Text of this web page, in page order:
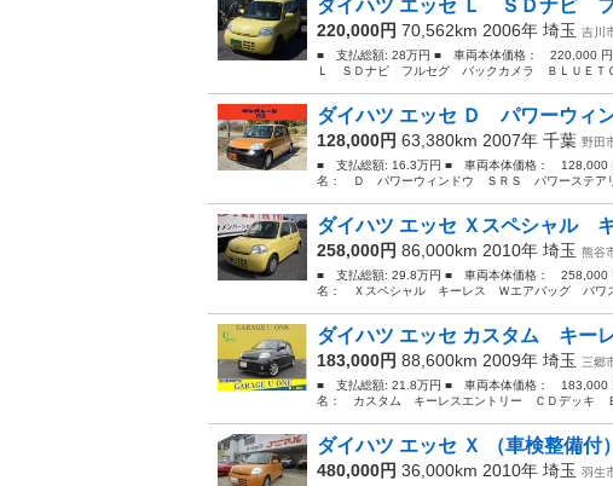
ダイハツ エッセ Ｌ ＳＤナビ
220,000円 70,562km 2006年 埼玉 吉川
■ 支払総額: 28万円 ■ 車両本体価格： 220,000
Ｌ ＳＤナビ フルセグ バックカメラ ＢＬＵＥＴ
ダイハツ エッセ Ｄ パワーウ
128,000円 63,380km 2007年 千葉 野田
■ 支払総額: 16.3万円 ■ 車両本体価格：
名： Ｄ パワーウィンドウ ＳＲＳ パワーステア
ダイハツ エッセ Ｘスペシャル
258,000円 86,000km 2010年 埼玉 熊谷
■ 支払総額: 29.8万円 ■ 車両本体価格：
名： Ｘスペシャル キーレス Ｗエアバッグ パ
ダイハツ エッセ カスタム キ
183,000円 88,600km 2009年 埼玉 三郷
■ 支払総額: 21.8万円 ■ 車両本体価格：
名： カスタム キーレスエントリー ＣＤデッキ
ダイハツ エッセ Ｘ （車検整備付）
480,000円 36,000km 2010年 埼玉 羽生